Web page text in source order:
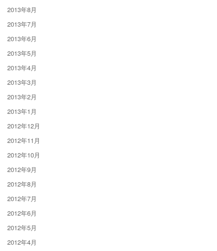
2013年8月
2013年7月
2013年6月
2013年5月
2013年4月
2013年3月
2013年2月
2013年1月
2012年12月
2012年11月
2012年10月
2012年9月
2012年8月
2012年7月
2012年6月
2012年5月
2012年4月